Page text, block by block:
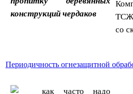
ТСЖ,
со
Периодичность огнезащитной